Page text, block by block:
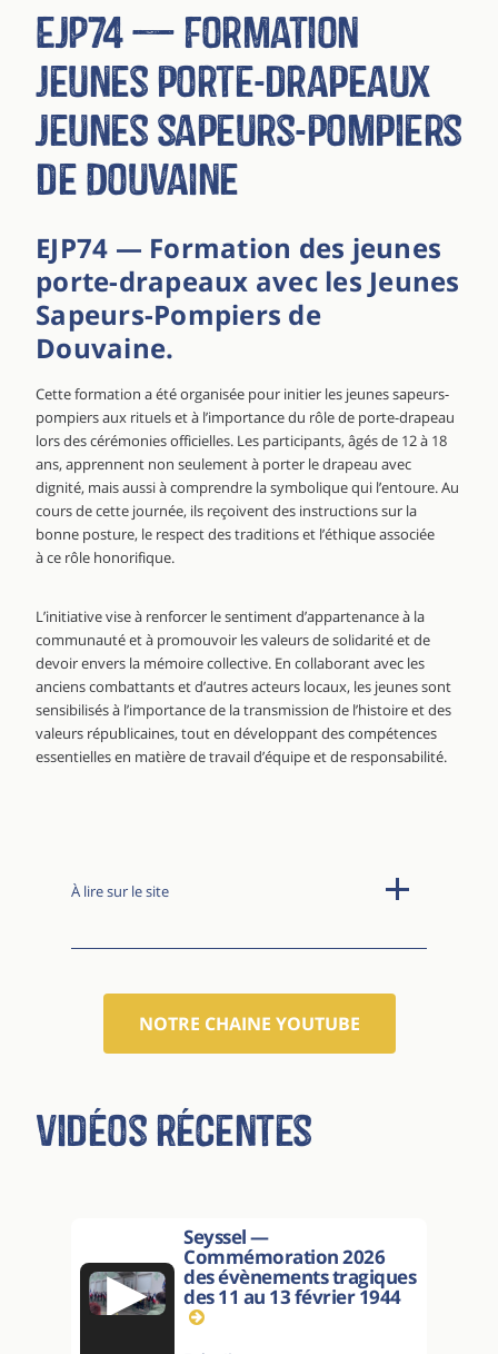
EJP74 — Formation
jeunes porte-drapeaux
Jeunes sapeurs-pompiers
de Douvaine
EJP74 — Formation des jeunes
porte-drapeaux avec les Jeunes
Sapeurs-Pompiers de
Douvaine.
Cette formation a été organisée pour initier les jeunes sapeurs-
pompiers aux rituels et à l’importance du rôle de porte-drapeau
lors des cérémonies officielles. Les participants, âgés de 12 à 18
ans, apprennent non seulement à porter le drapeau avec
dignité, mais aussi à comprendre la symbolique qui l’entoure. Au
cours de cette journée, ils reçoivent des instructions sur la
bonne posture, le respect des traditions et l’éthique associée
à ce rôle honorifique.
L’initiative vise à renforcer le sentiment d’appartenance à la
communauté et à promouvoir les valeurs de solidarité et de
devoir envers la mémoire collective. En collaborant avec les
anciens combattants et d’autres acteurs locaux, les jeunes sont
sensibilisés à l’importance de la transmission de l’histoire et des
valeurs républicaines, tout en développant des compétences
essentielles en matière de travail d’équipe et de responsabilité.
À lire sur le site
NOTRE CHAINE YOUTUBE
Vidéos récentes
▶
Seyssel —
Commémoration 2026
des évènements tragiques
des 11 au 13 février 1944